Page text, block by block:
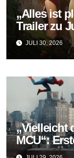
„Alles ist
Trailer zu
das Finale
JULI 30, 2026
„Vielleicht
MCU“:
Day fallen